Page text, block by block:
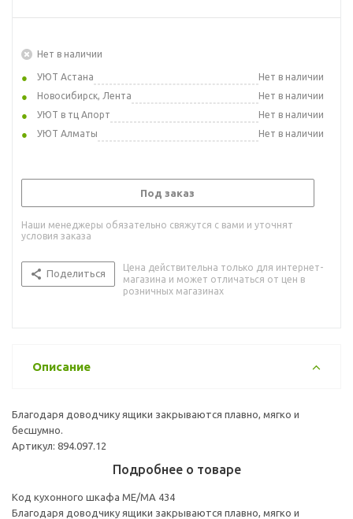
Нет в наличии
УЮТ Астана
Нет в наличии
Новосибирск, Лента
Нет в наличии
УЮТ в тц Апорт
Нет в наличии
УЮТ Алматы
Нет в наличии
Под заказ
Наши менеджеры обязательно свяжутся с вами и уточнят
условия заказа
Поделиться
Цена действительна только для интернет-
магазина и может отличаться от цен в
розничных магазинах
Описание
Благодаря доводчику ящики закрываются плавно, мягко и
бесшумно.
Артикул: 894.097.12
Подробнее о товаре
Код кухонного шкафа ME/MA 434
Благодаря доводчику ящики закрываются плавно, мягко и